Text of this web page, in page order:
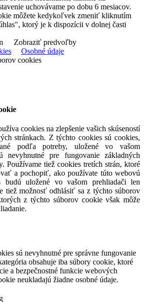
uchovávame po dobu 6 mesiacov.
môžete kedykoľvek zmeniť kliknutím
ktorý je k dispozícii v dolnej časti
Zobraziť predvoľby
Osobné údaje
cookies
cookies na zlepšenie vašich skúseností
stránkach. Z týchto cookies sú cookies,
podľa potreby, uložené vo vašom
nevyhnutné pre fungovanie základných
Používame tiež cookies tretích strán, ktoré
a pochopiť, ako používate túto webovú
budú uložené vo vašom prehliadači len
tiež možnosť odhlásiť sa z týchto súborov
z týchto súborov cookie však môže
sú nevyhnutné pre správne fungovanie
obsahuje iba súbory cookie, ktoré
a bezpečnostné funkcie webových
neukladajú žiadne osobné údaje.